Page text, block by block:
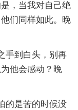
，当我对自己绝
们同样如此。晚
手到白头，别再
他会感动？晚
的是苦的时候没